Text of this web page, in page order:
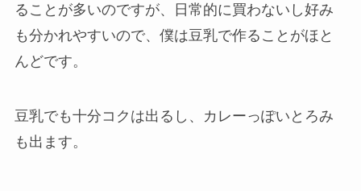
ることが多いのですが、日常的に買わないし好み
も分かれやすいので、僕は豆乳で作ることがほと
んどです。
豆乳でも十分コクは出るし、カレーっぽいとろみ
も出ます。